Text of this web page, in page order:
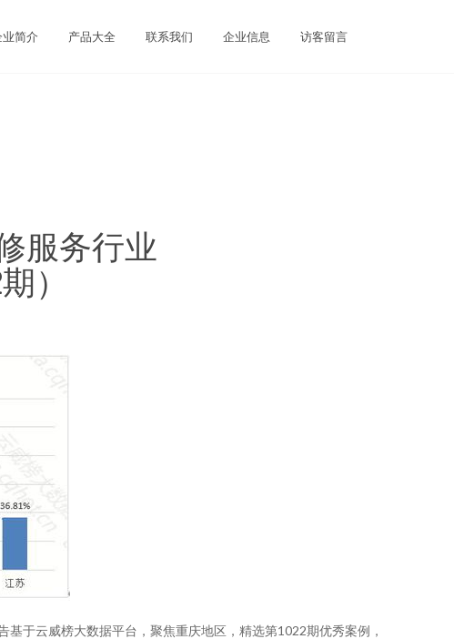
业简介 产品大全 联系我们 企业信息 访客留言
服务行业
）
于云威榜大数据平台，聚焦重庆地区，精选第1022期优秀案例，